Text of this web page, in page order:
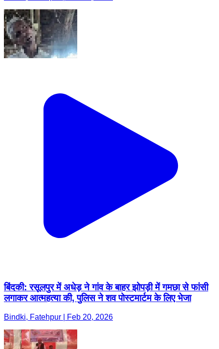
बिंदकी: रसूलपुर में अधेड़ ने गांव के बाहर झोपड़ी में गमछा से फांसी
लगाकर आत्महत्या की, पुलिस ने शव पोस्टमार्टम के लिए भेजा
Bindki, Fatehpur | Feb 20, 2026